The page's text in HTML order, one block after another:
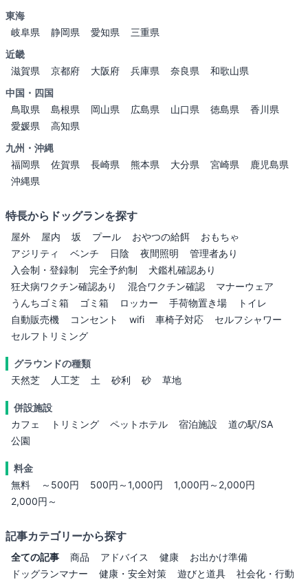
東海
岐阜県
静岡県 愛知県
三重県
近畿
滋賀県
京都府 大阪府 兵庫県 奈良県
和歌山県
中国・四国
鳥取県
島根県 岡山県 広島県 山口県 徳島県
香川県
愛媛県
高知県
九州・沖縄
福岡県
佐賀県 長崎県 熊本県 大分県 宮崎県
鹿児島県
沖縄県
特長からドッグランを探す
屋外 屋内 坂 プール おやつの給餌
おもちゃ
アジリティ
ベンチ 日陰 夜間照明
管理者あり
入会制・登録制
完全予約制
犬鑑札確認あり
狂犬病ワクチン確認あり
混合ワクチン確認
マナーウェア
うんちゴミ箱
ゴミ箱 ロッカー 手荷物置き場
トイレ
自動販売機
コンセント wifi 車椅子対応
セルフシャワー
セルフトリミング
グラウンドの種類
天然芝
人工芝 土 砂利 砂 草地
併設施設
カフェ
トリミング ペットホテル 宿泊施設
道の駅/SA
公園
料金
無料
～500円 500円～1,000円
1,000円～2,000円
2,000円～
記事カテゴリーから探す
全ての記事 商品 アドバイス 健康
お出かけ準備
ドッグランマナー
健康・安全対策 遊びと道具
社会化・行動